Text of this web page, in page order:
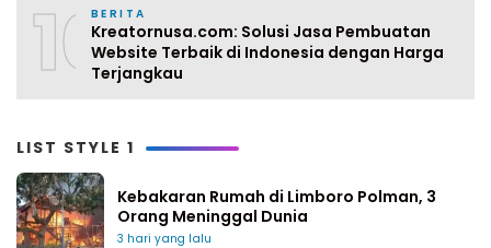
10BERITA
Kreatornusa.com: Solusi Jasa Pembuatan
Website Terbaik di Indonesia dengan Harga
Terjangkau
LIST STYLE 1
Kebakaran Rumah di Limboro Polman, 3
Orang Meninggal Dunia
3 hari yang lalu